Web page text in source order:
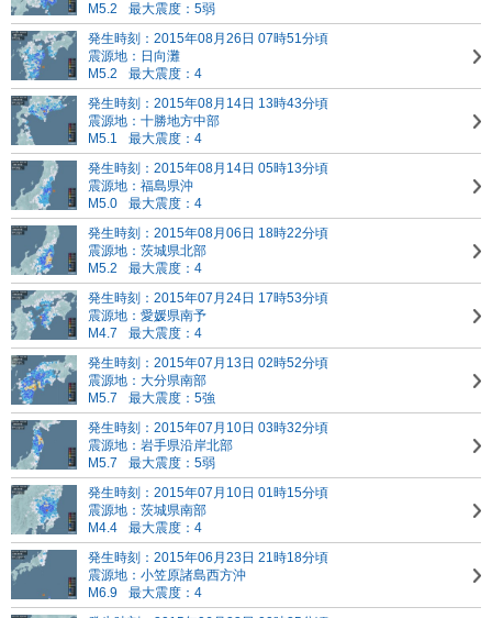
M5.2
最大震度：5弱
発生時刻：2015年08月26日 07時51分頃
震源地：日向灘
M5.2
最大震度：4
発生時刻：2015年08月14日 13時43分頃
震源地：十勝地方中部
M5.1
最大震度：4
発生時刻：2015年08月14日 05時13分頃
震源地：福島県沖
M5.0
最大震度：4
発生時刻：2015年08月06日 18時22分頃
震源地：茨城県北部
M5.2
最大震度：4
発生時刻：2015年07月24日 17時53分頃
震源地：愛媛県南予
M4.7
最大震度：4
発生時刻：2015年07月13日 02時52分頃
震源地：大分県南部
M5.7
最大震度：5強
発生時刻：2015年07月10日 03時32分頃
震源地：岩手県沿岸北部
M5.7
最大震度：5弱
発生時刻：2015年07月10日 01時15分頃
震源地：茨城県南部
M4.4
最大震度：4
発生時刻：2015年06月23日 21時18分頃
震源地：小笠原諸島西方沖
M6.9
最大震度：4